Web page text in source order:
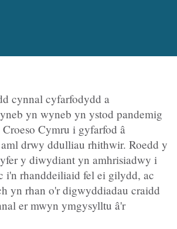
cynnal cyfarfodydd a
yn wyneb yn ystod pandemig
Cymru i gyfarfod â
drwy ddulliau rhithwir. Roedd y
y diwydiant yn amhrisiadwy i
i'n rhanddeiliaid fel ei gilydd, ac
yn rhan o'r digwyddiadau craidd
er mwyn ymgysylltu â'r